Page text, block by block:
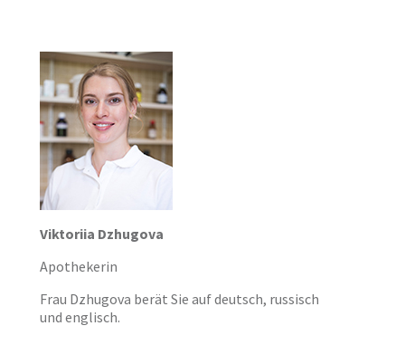
Viktoriia Dzhugova
Apothekerin
Frau Dzhugova berät Sie auf deutsch, russisch
und englisch.